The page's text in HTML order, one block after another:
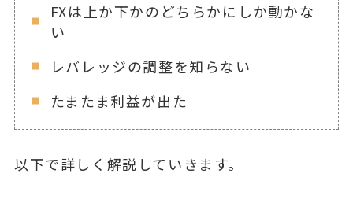
FXは上か下かのどちらかにしか動かな
い
レバレッジの調整を知らない
たまたま利益が出た
以下で詳しく解説していきます。